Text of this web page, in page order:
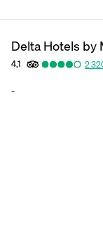
Delta Hotels by
4,1 2
-